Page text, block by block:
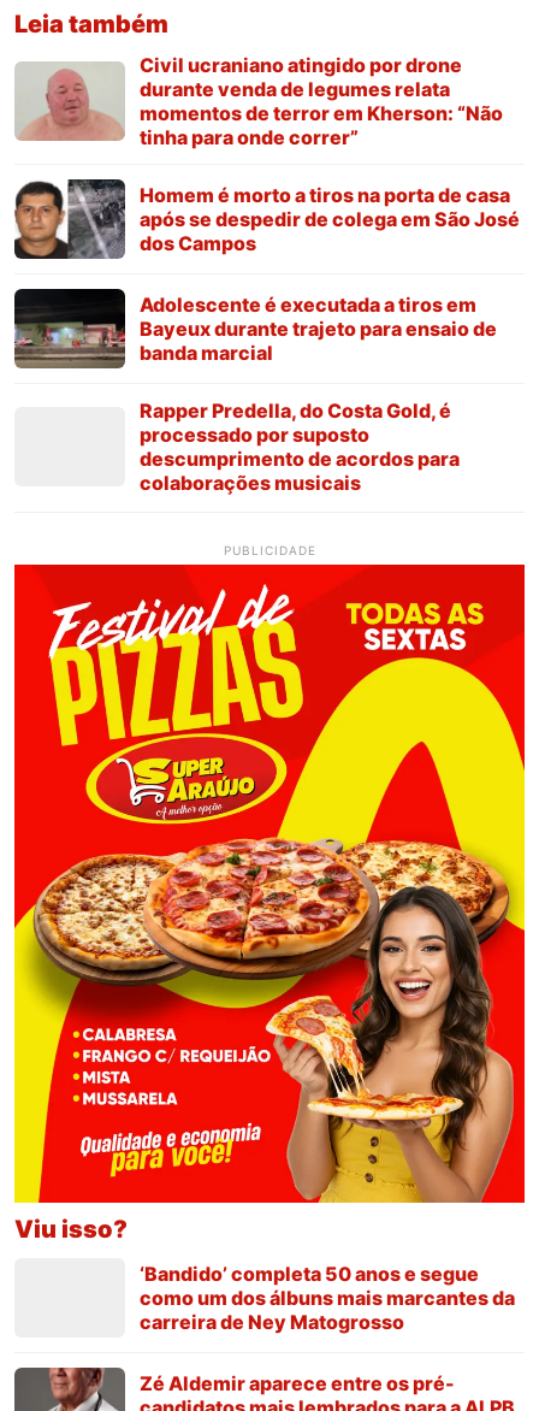
Leia também
Civil ucraniano atingido por drone
durante venda de legumes relata
momentos de terror em Kherson: “Não
tinha para onde correr”
Homem é morto a tiros na porta de casa
após se despedir de colega em São José
dos Campos
Adolescente é executada a tiros em
Bayeux durante trajeto para ensaio de
banda marcial
Rapper Predella, do Costa Gold, é
processado por suposto
descumprimento de acordos para
colaborações musicais
PUBLICIDADE
Viu isso?
‘Bandido’ completa 50 anos e segue
como um dos álbuns mais marcantes da
carreira de Ney Matogrosso
Zé Aldemir aparece entre os pré-